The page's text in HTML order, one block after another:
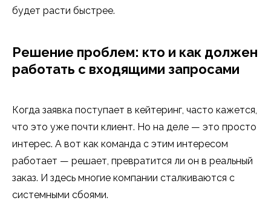
будет расти быстрее.
Решение проблем: кто и как должен
работать с входящими запросами
Когда заявка поступает в кейтеринг, часто кажется,
что это уже почти клиент. Но на деле — это просто
интерес. А вот как команда с этим интересом
работает — решает, превратится ли он в реальный
заказ. И здесь многие компании сталкиваются с
системными сбоями.